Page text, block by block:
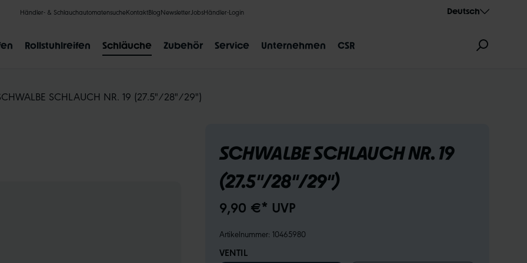
Händler- & SchlauchautomatensucheKontaktBlogNewsletter JobsHändler-Login Deutsch
Rollstuhlreifen Schläuche Zubehör Service Unternehmen CSR
GRÖSSENBEZEICHNUNG AEROTHAN
SCHLAUCH NR. 19 (27.5"/28"/29")
SCHWALBE SCHLAUCH NR. 19
(27.5"/28"/29")
9,90 €* UVP
Artikelnummer: 10465980
VENTIL